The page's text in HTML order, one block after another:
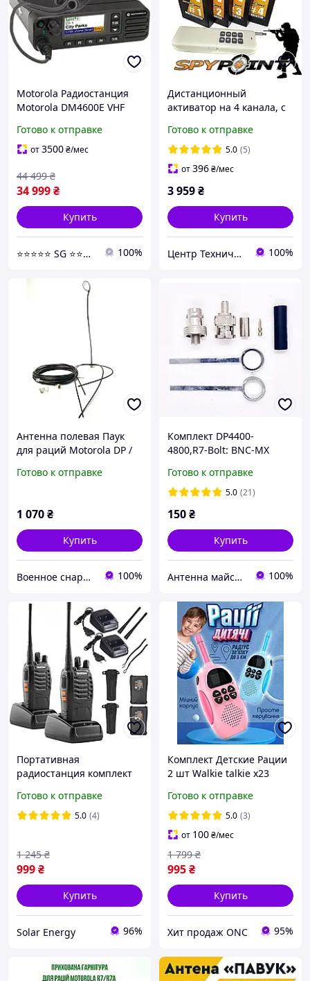
Motorola Радиостанция
Motorola DM4600E VHF
аналоговая)+ лицензия
AES256
Готово к отправке
от3500₴/мес
34 999₴
44 499 ₴
Купить
⭐️⭐️⭐️⭐️⭐️ SG ⭐️⭐️⭐️⭐️⭐️ 100%
Дистанционный
активатор на 4 канала, с
ДУ 2км! SPYPOINT
CH2000/4
Готово к отправке
5.0 (5)
от396₴/мес
3 959₴
Купить
Центр Технической Безопасности 100%
Антенна полевая Паук
для раций Motorola DP /
переходником Motorola
Готово к отправке
1 070₴
Купить
Военное снаряжение, дроны и БПЛА | интернет-магазин QUASAR 100%
Комплект DP4400-
4800,R7-Bolt: BNC-MX
контакта + BNC RG58
качественное обжимное
Готово к отправке
5.0 (21)
150₴
Купить
Антенна майстерня 100%
Портативная
радиостанция комплект
5км, Baofeng BF-888S
Готово к отправке
5.0 (4)
999₴
1 245 ₴
Купить
Solar Energy 96%
Комплект Детские Рации
2 шт Walkie talkie x23
детская рация с
фонариком зарядка от
usb
Готово к отправке
5.0 (3)
от 100₴/мес
995₴
1 799 ₴
Купить
Хит продаж ONC 95%